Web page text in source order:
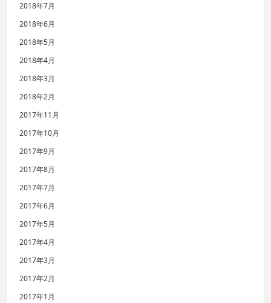
2018年7月
2018年6月
2018年5月
2018年4月
2018年3月
2018年2月
2017年11月
2017年10月
2017年9月
2017年8月
2017年7月
2017年6月
2017年5月
2017年4月
2017年3月
2017年2月
2017年1月